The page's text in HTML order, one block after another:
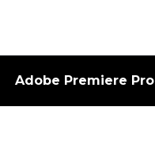
Adobe Premiere Pro